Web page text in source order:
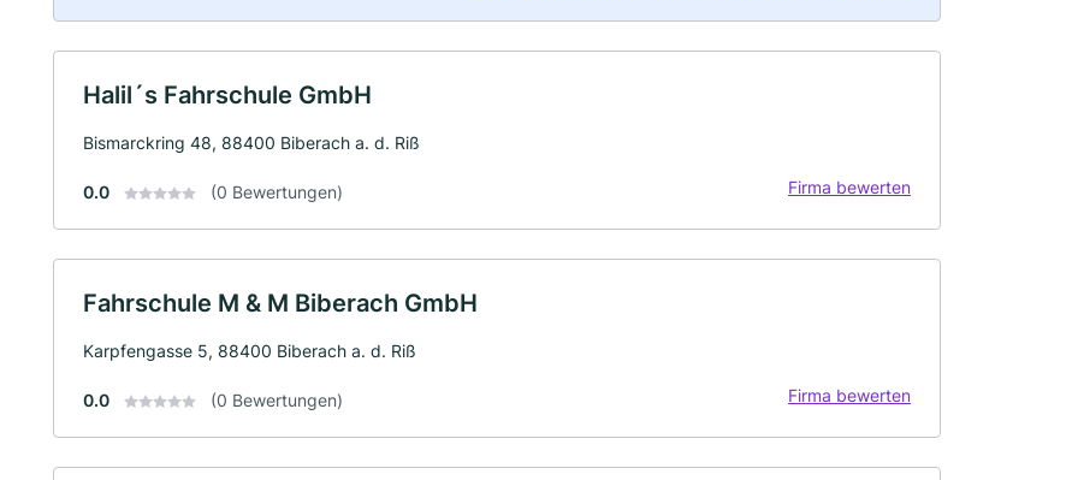
Halil´s Fahrschule GmbH
Bismarckring 48, 88400 Biberach a. d. Riß
0.0 (0 Bewertungen) Firma bewerten
Fahrschule M & M Biberach GmbH
Karpfengasse 5, 88400 Biberach a. d. Riß
0.0 (0 Bewertungen) Firma bewerten